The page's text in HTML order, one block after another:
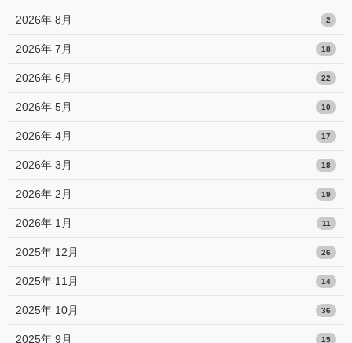
2026年 8月 2
2026年 7月 18
2026年 6月 22
2026年 5月 10
2026年 4月 17
2026年 3月 18
2026年 2月 19
2026年 1月 11
2025年 12月 26
2025年 11月 14
2025年 10月 36
2025年 9月 15